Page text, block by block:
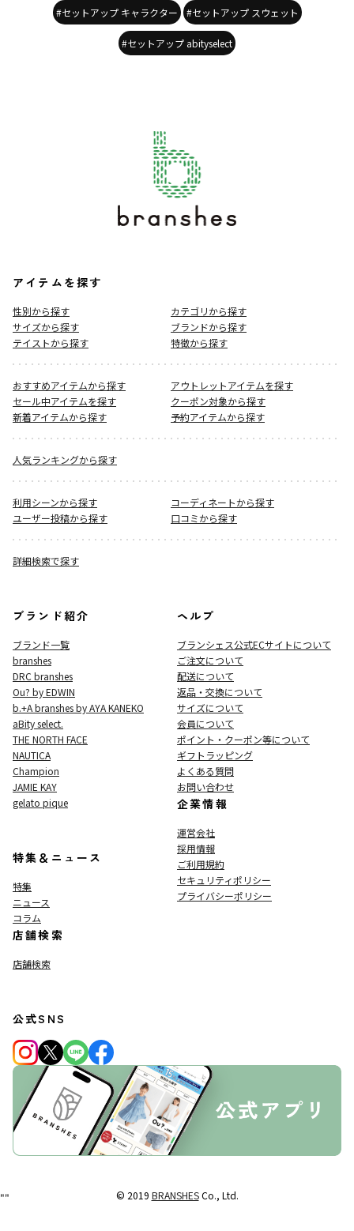
#セットアップ キャラクター #セットアップ スウェット
#セットアップ abityselect
アイテムを探す
性別から探す
カテゴリから探す
サイズから探す
ブランドから探す
テイストから探す
特徴から探す
おすすめアイテムから探す
アウトレットアイテムを探す
セール中アイテムを探す
クーポン対象から探す
新着アイテムから探す
予約アイテムから探す
人気ランキングから探す
利用シーンから探す
コーディネートから探す
ユーザー投稿から探す
口コミから探す
詳細検索で探す
ブランド紹介
ブランド一覧
branshes
DRC branshes
Ou? by EDWIN
b.+A branshes by AYA KANEKO
aBity select.
THE NORTH FACE
NAUTICA
Champion
JAMIE KAY
gelato pique
特集＆ニュース
特集
ニュース
コラム
店舗検索
店舗検索
ヘルプ
ブランシェス公式ECサイトについて
ご注文について
配送について
返品・交換について
サイズについて
会員について
ポイント・クーポン等について
ギフトラッピング
よくある質問
お問い合わせ
企業情報
運営会社
採用情報
ご利用規約
セキュリティポリシー
プライバシーポリシー
公式SNS
© 2019 BRANSHESCo., Ltd.
""